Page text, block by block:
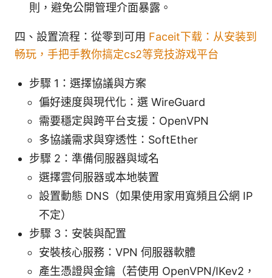
則，避免公開管理介面暴露。
四、設置流程：從零到可用 Faceit下载：从安装到
畅玩，手把手教你搞定cs2等竞技游戏平台
步驟 1：選擇協議與方案
偏好速度與現代化：選 WireGuard
需要穩定與跨平台支援：OpenVPN
多協議需求與穿透性：SoftEther
步驟 2：準備伺服器與域名
選擇雲伺服器或本地裝置
設置動態 DNS（如果使用家用寬頻且公網 IP
不定）
步驟 3：安裝與配置
安裝核心服務：VPN 伺服器軟體
產生憑證與金鑰（若使用 OpenVPN/IKev2，